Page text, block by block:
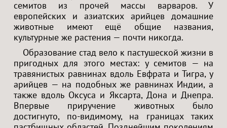
семитов из прочей массы варваров. У
европейских и азиатских арийцев домашние
животные имеют ещё общие названия,
культурные же растения — почти никогда.
Образование стад вело к пастушеской жизни в
пригодных для этого местах: у семитов — на
травянистых равнинах вдоль Евфрата и Тигра, у
арийцев — на подобных же равнинах Индии, а
также вдоль Оксуса и Яксарта, Дона и Днепра.
Впервые приручение животных было
достигнуто, по-видимому, на границах таких